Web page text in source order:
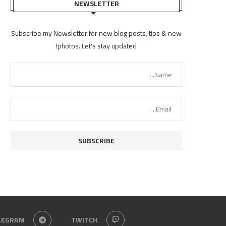
NEWSLETTER
Subscribe my Newsletter for new blog posts, tips & new
photos. Let's stay updated!
TWITCH